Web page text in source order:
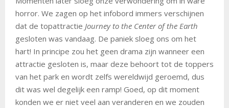
horror. We zagen op het infobord immers verschijnen
dat de topattractie Journey to the Center of the Earth
gesloten was vandaag. De paniek sloeg ons om het
hart! In principe zou het geen drama zijn wanneer een
attractie gesloten is, maar deze behoort tot de toppers
van het park en wordt zelfs wereldwijd geroemd, dus
dit was wel degelijk een ramp! Goed, op dit moment
konden we er niet veel aan veranderen en we zouden